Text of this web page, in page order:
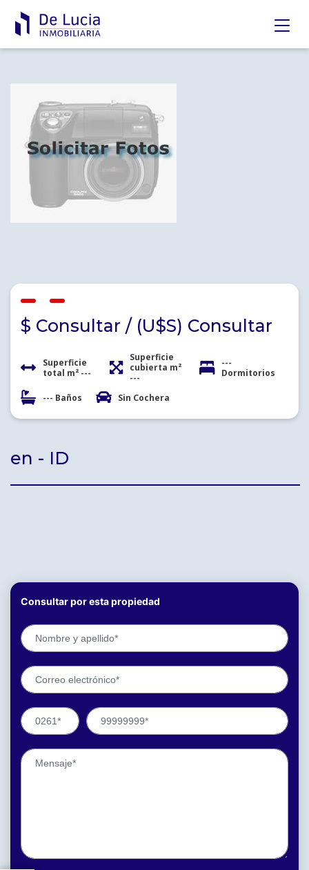
$ Consultar / (U$S) Consultar
Superficie
total m² ---
Superficie
cubierta m²
---
---
Dormitorios
--- Baños Sin Cochera
en - ID
Consultar por esta propiedad